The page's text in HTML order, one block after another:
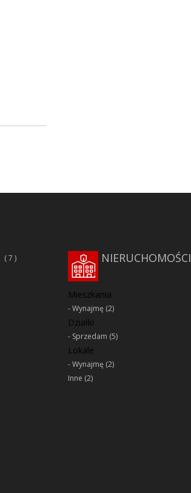
7 NIERUCHOMOŚCI
Mieszkania
Wynajmę (2)
Działki
Sprzedam (5)
Lokale
Wynajmę (2)
Inne (2)